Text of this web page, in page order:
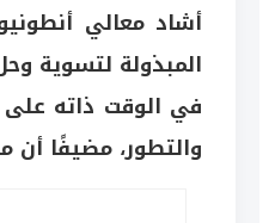
أشاد معالي
المبذولة لتسوية
في الوقت ذاته
والتطور، مضيفًا أن